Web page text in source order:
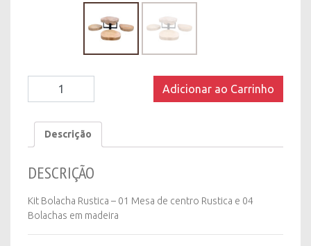
Bolacha
quantity
Adicionar ao Carrinho
Descrição
DESCRIÇÃO
Kit Bolacha Rustica – 01 Mesa de centro Rustica e 04
Bolachas em madeira